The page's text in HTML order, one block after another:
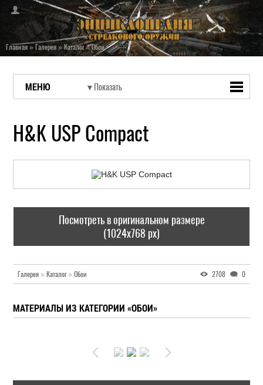
Главная»Галерея»Каталог»Обои
МЕНЮ
H&K USP Compact
Посмотреть в оригинальном размере
(1024x768 px)
Галерея » Каталог» Обои 2708 0
МАТЕРИАЛЫ ИЗ КАТЕГОРИИ «ОБОИ»